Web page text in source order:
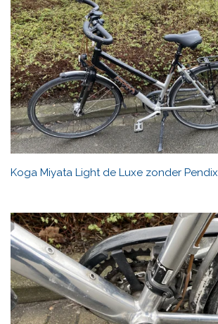
Koga Miyata Light de Luxe zonder Pendix